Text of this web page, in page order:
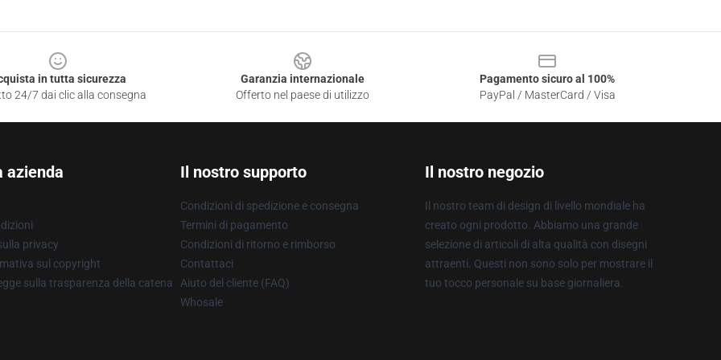
in tutta sicurezza
24/7 dai clic alla consegna
Garanzia internazionale
Offerto nel paese di utilizzo
Pagamento sicuro al 100%
PayPal / MasterCard / Visa
azienda
privacy
sul copyright
sulla trasparenza della catena
Il nostro supporto
Condizioni di spedizione e consegna
Termini di pagamento
Condizioni di ritorno e rimborso
Contattaci
Aiuto del cliente (FAQ)
Whosale
Il nostro negozio
Il nostro team di design di livello mondiale ha
creato ogni prodotto. Abbiamo una grande
selezione di articoli di alta qualità con disegni
attraenti. Questi non sono solo per mostrare il
tuo tocco personale su base giornaliera.